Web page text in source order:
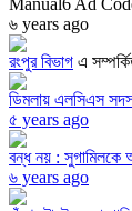
Manual6 Ad
৬ years ago
রংপুর বিভাগ এ
ডিমলায় এলসিএস
৫ years ago
বন্ধ নয় : সুগামিলকে
৬ years ago